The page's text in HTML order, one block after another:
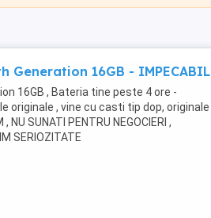
Generation 16GB - IMPECABIL
16GB , Bateria tine peste 4 ore -
originale , vine cu casti tip dop, originale
, NU SUNATI PENTRU NEGOCIERI ,
SERIOZITATE